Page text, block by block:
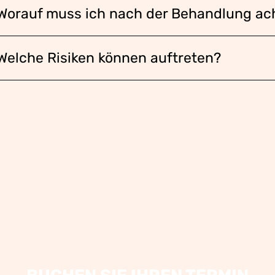
muss ich nach der Behandlung
Risiken können auftreten?